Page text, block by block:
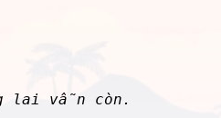
lai vẫn còn.